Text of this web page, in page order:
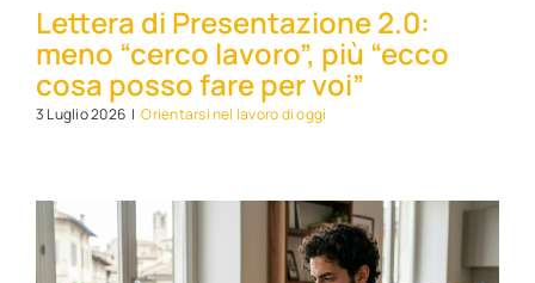
Lettera di Presentazione 2.0:
meno “cerco lavoro”, più “ecco
cosa posso fare per voi”
3 Luglio 2026 | Orientarsi nel lavoro di oggi